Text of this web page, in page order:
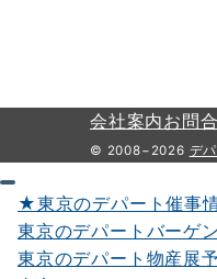
会社案内お問
© 2008−2026 デ
★東京のデパート催事
東京のデパートバーゲ
東京のデパート物産展